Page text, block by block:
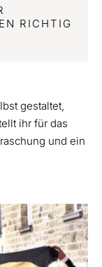
RICHTIG
gestaltet,
ihr für das
und ein